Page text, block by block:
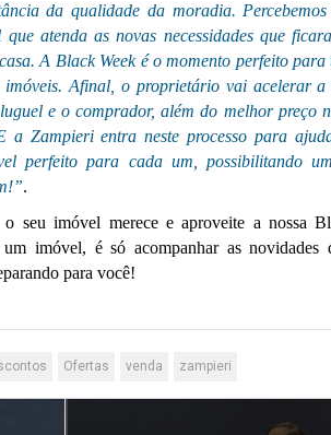
da qualidade da moradia.
atenda as novas necessidades que
A Black Weeké o momento perfeito para
Afinal, o proprietário vai acelerar a
eocomprador, além do melhor preço
Zampieri entra neste processo para
perfeito para cada um, possibilitando
.
seu imóvel merece e aproveite a nossa
imóvel, é só acompanhar as novidades
para você!
Ofertas venda zampieri